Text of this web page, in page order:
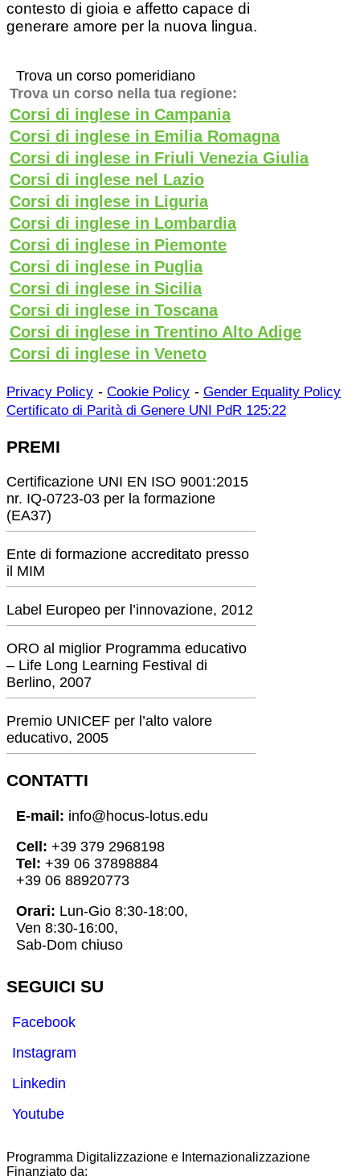
contesto di gioia e affetto capace di
generare amore per la nuova lingua.
Trova un corso pomeridiano
Trova un corso nella tua regione:
Corsi di inglese in Campania
Corsi di inglese in Emilia Romagna
Corsi di inglese in Friuli Venezia Giulia
Corsi di inglese nel Lazio
Corsi di inglese in Liguria
Corsi di inglese in Lombardia
Corsi di inglese in Piemonte
Corsi di inglese in Puglia
Corsi di inglese in Sicilia
Corsi di inglese in Toscana
Corsi di inglese in Trentino Alto Adige
Corsi di inglese in Veneto
Privacy Policy - Cookie Policy - Gender Equality Policy
Certificato di Parità di Genere UNI PdR 125:22
PREMI
Certificazione UNI EN ISO 9001:2015
nr. IQ-0723-03 per la formazione
(EA37)
Ente di formazione accreditato presso
il MIM
Label Europeo per l’innovazione, 2012
ORO al miglior Programma educativo
– Life Long Learning Festival di
Berlino, 2007
Premio UNICEF per l’alto valore
educativo, 2005
CONTATTI
E-mail: info@hocus-lotus.edu
Cell: +39 379 2968198
Tel: +39 06 37898884
+39 06 88920773
Orari: Lun-Gio 8:30-18:00,
Ven 8:30-16:00,
Sab-Dom chiuso
SEGUICI SU
Facebook
Instagram
Linkedin
Youtube
Programma Digitalizzazione e Internazionalizzazione
Finanziato da: